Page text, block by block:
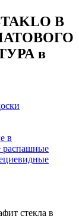
В
в
в
распашные
стекла в